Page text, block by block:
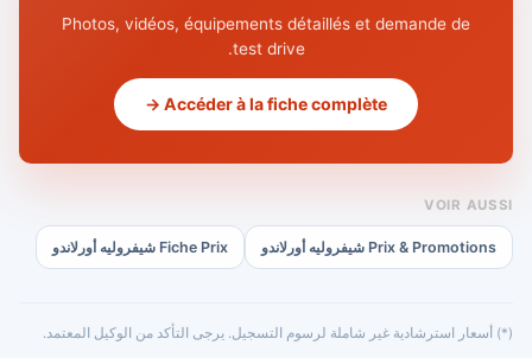
Photos, vidéos, équipements détaillés et demande de
test drive.
Accéder à la fiche complète →
VOIR AUSSI
Prix & Promotions شيفروليه أورلاندو Fiche Prix شيفروليه أورلاندو
(*) أسعار استرشادية غير شاملة لرسوم التسجيل. يرجى التأكد من الوكيل المعتمد.